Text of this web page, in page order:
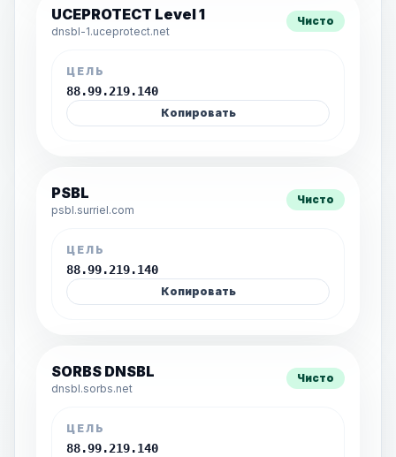
UCEPROTECT Level 1
dnsbl-1.uceprotect.net
Чисто
ЦЕЛЬ
88.99.219.140
Копировать
PSBL
psbl.surriel.com
Чисто
ЦЕЛЬ
88.99.219.140
Копировать
SORBS DNSBL
dnsbl.sorbs.net
Чисто
ЦЕЛЬ
88.99.219.140